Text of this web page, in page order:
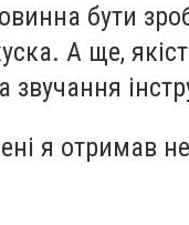
бути
А ще,
звучання
я отримав